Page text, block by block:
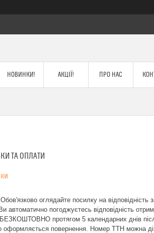
НОВИНКИ! АКЦІЇ! ПРО НАС
ТА ОПЛАТИ
оглядайте посилку на відповідність
автоматично погоджуєтесь відповідність
БЕЗКОШТОВНО протягом 5 календарних днів
оформляється повернення. Номер ТТН можна